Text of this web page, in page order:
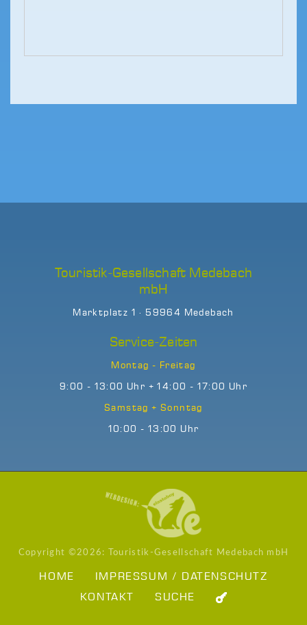
Touristik-Gesellschaft Medebach
mbH
Marktplatz 1 · 59964 Medebach
Service-Zeiten
Montag - Freitag
9:00 - 13:00 Uhr + 14:00 - 17:00 Uhr
Samstag + Sonntag
10:00 - 13:00 Uhr
Copyright ©2026: Touristik-Gesellschaft Medebach mbH
HOME
IMPRESSUM / DATENSCHUTZ
KONTAKT
SUCHE